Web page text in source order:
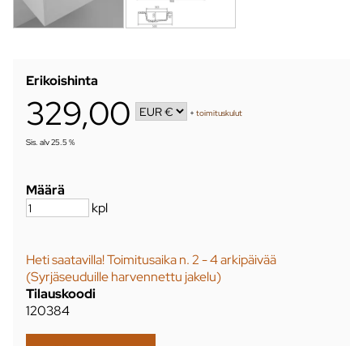
Erikoishinta
329,00 +toimituskulut
Sis. alv 25.5 %
Määrä
kpl
Heti saatavilla! Toimitusaika n. 2 - 4 arkipäivää
(Syrjäseuduille harvennettu jakelu)
Tilauskoodi
120384